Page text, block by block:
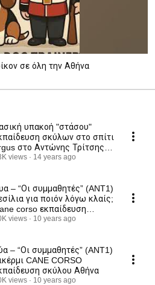
σε όλη την Αθήνα
υπακοή "στάσου"
σκύλων στο σπίτι
στο Αντώνης Τρίτσης
Ποιμενικός
views 14 years ago
– “Οι συμμαθητές” (ANT1)
για ποιόν λόγω κλαίς;
corso εκπαίδευση
Αθήνα
views 10 years ago
– “Οι συμμαθητές” (ANT1)
CANE CORSO
σκύλου Αθήνα
views 10 years ago